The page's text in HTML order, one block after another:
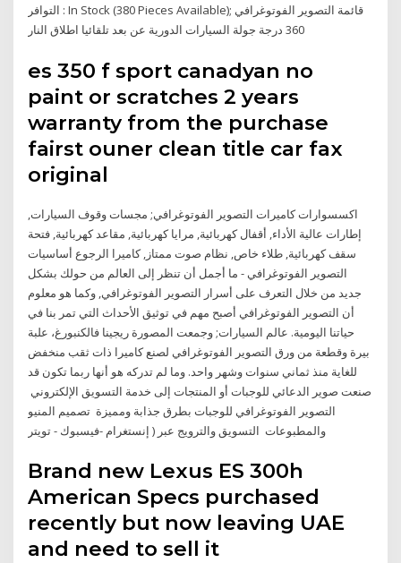
التوافر : In Stock (380 Pieces Available); قائمة التصوير الفوتوغرافي
es 350 f sport canadyan no
paint or scratches 2 years
warranty from the purchase
fairst ouner clean title car fax
original
اكسسوارات كاميرات التصوير الفوتوغرافي; مجسات وقوف السيارات,
إطارات عالية الأداء, أقفال كهربائية, مرايا كهربائية, مقاعد كهربائية, فتحة
سقف كهربائية, طلاء خاص, نظام صوت ممتاز, كاميرا الرجوع أساسيات
التصوير الفوتوغرافي - ما أجمل أن تنظر إلى العالم من حولك بشكل
جديد من خلال التعرف على أسرار التصوير الفوتوغرافي, وكما هو معلوم
أن التصوير الفوتوغرافي أصبح مهم في توثيق الأحداث التي تمر بنا في
حياتنا اليومية. عالم السيارات; وجمعت المصورة ريجينا فالكنبورغ، علبة
بيرة وقطعة من ورق التصوير الفوتوغرافي لصنع كاميرا ذات ثقب منخفض
للغاية منذ ثماني سنوات وشهر واحد. وما لم تدركه هو أنها ربما تكون قد
صنعت صوير الدعائي للوجبات أو المنتجات إلى خدمة التسويق الإلكتروني ️
التصوير الفوتوغرافي للوجبات بطرق جذابة ومميزة ️ تصميم المنيو
والمطبوعات ️ التسويق والترويج عبر ( إنستغرام -فيسبوك - تويتر
Brand new Lexus ES 300h
American Specs purchased
recently but now leaving UAE
and need to sell it